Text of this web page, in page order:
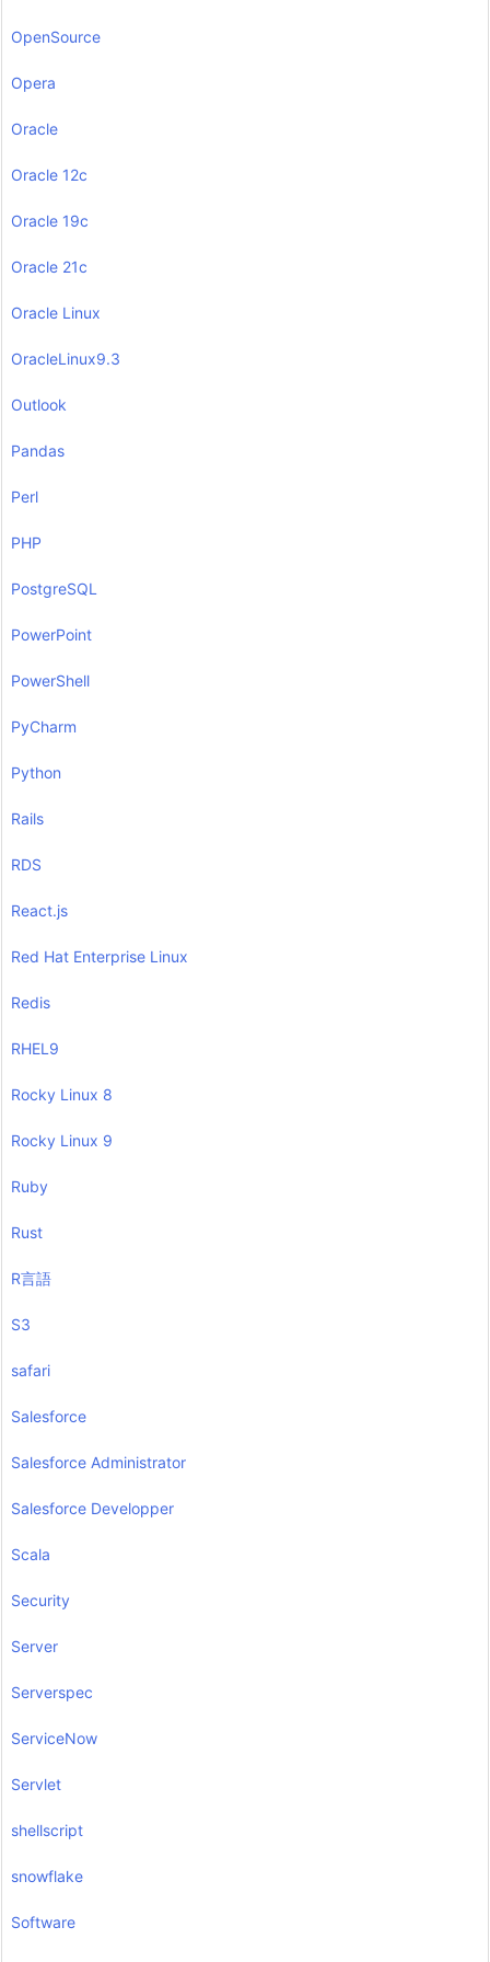
OpenSource
Opera
Oracle
Oracle 12c
Oracle 19c
Oracle 21c
Oracle Linux
OracleLinux9.3
Outlook
Pandas
Perl
PHP
PostgreSQL
PowerPoint
PowerShell
PyCharm
Python
Rails
RDS
React.js
Red Hat Enterprise Linux
Redis
RHEL9
Rocky Linux 8
Rocky Linux 9
Ruby
Rust
R言語
S3
safari
Salesforce
Salesforce Administrator
Salesforce Developper
Scala
Security
Server
Serverspec
ServiceNow
Servlet
shellscript
snowflake
Software